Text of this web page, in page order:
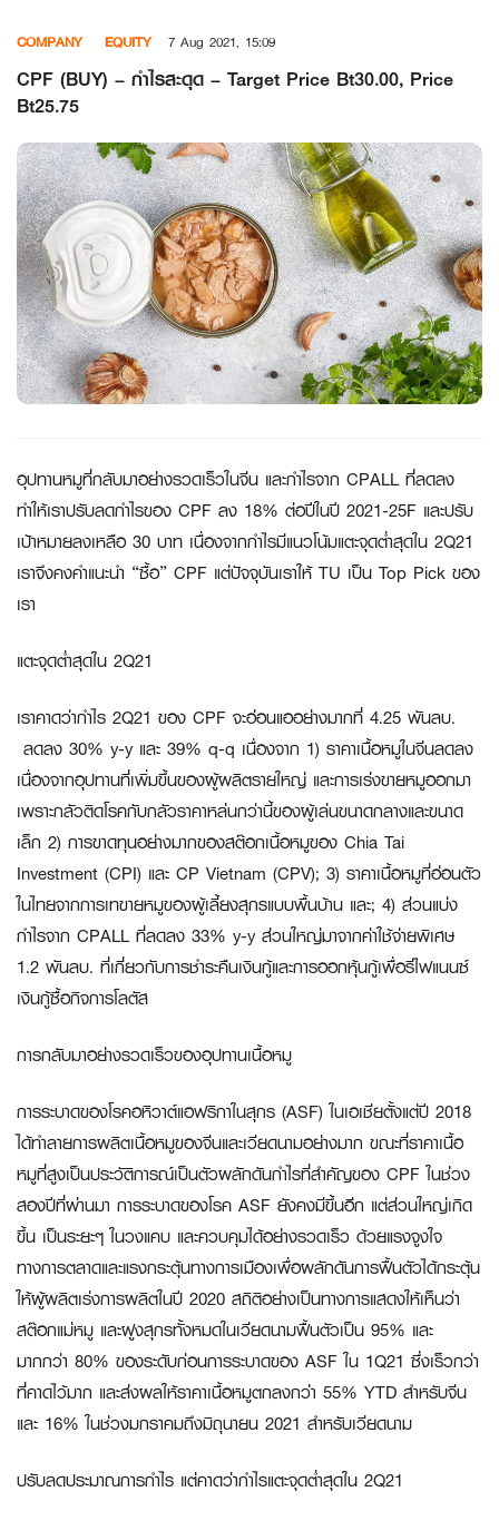
content
COMPANY EQUITY 7 Aug 2021, 15:09
CPF (BUY) – กำไรสะดุด – Target Price Bt30.00, Price
Bt25.75
อุปทานหมูที่กลับมาอย่างรวดเร็วในจีน และกำไรจาก CPALL ที่ลดลง
ทำให้เราปรับลดกำไรของ CPF ลง 18% ต่อปีในปี 2021-25F และปรับ
เป้าหมายลงเหลือ 30 บาท เนื่องจากกำไรมีแนวโน้มแตะจุดต่ำสุดใน 2Q21
เราจึงคงคำแนะนำ “ซื้อ” CPF แต่ปัจจุบันเราให้ TU เป็น Top Pick ของ
เรา
แตะจุดต่ำสุดใน 2Q21
เราคาดว่ากำไร 2Q21 ของ CPF จะอ่อนแออย่างมากที่ 4.25 พันลบ.
ลดลง 30% y-y และ 39% q-q เนื่องจาก 1) ราคาเนื้อหมูในจีนลดลง
เนื่องจากอุปทานที่เพิ่มขึ้นของผู้ผลิตรายใหญ่ และการเร่งขายหมูออกมา
เพราะกลัวติดโรคกับกลัวราคาหล่นกว่านี้ของผู้เล่นขนาดกลางและขนาด
เล็ก 2) การขาดทุนอย่างมากของสต๊อกเนื้อหมูของ Chia Tai
Investment (CPI) และ CP Vietnam (CPV); 3) ราคาเนื้อหมูที่อ่อนตัว
ในไทยจากการเทขายหมูของผู้เลี้ยงสุกรแบบพื้นบ้าน และ; 4) ส่วนแบ่ง
กำไรจาก CPALL ที่ลดลง 33% y-y ส่วนใหญ่มาจากค่าใช้จ่ายพิเศษ
1.2 พันลบ. ที่เกี่ยวกับการชำระคืนเงินกู้และการออกหุ้นกู้เพื่อรีไฟแนนซ์
เงินกู้ซื้อกิจการโลตัส
การกลับมาอย่างรวดเร็วของอุปทานเนื้อหมู
การระบาดของโรคอหิวาต์แอฟริกาในสุกร (ASF) ในเอเชียตั้งแต่ปี 2018
ได้ทำลายการผลิตเนื้อหมูของจีนและเวียดนามอย่างมาก ขณะที่ราคาเนื้อ
หมูที่สูงเป็นประวัติการณ์เป็นตัวผลักดันกำไรที่สำคัญของ CPF ในช่วง
สองปีที่ผ่านมา การระบาดของโรค ASF ยังคงมีขึ้นอีก แต่ส่วนใหญ่เกิด
ขึ้น เป็นระยะๆ ในวงแคบ และควบคุมได้อย่างรวดเร็ว ด้วยแรงจูงใจ
ทางการตลาดและแรงกระตุ้นทางการเมืองเพื่อผลักดันการฟื้นตัวได้กระตุ้น
ให้ผู้ผลิตเร่งการผลิตในปี 2020 สถิติอย่างเป็นทางการแสดงให้เห็นว่า
สต๊อกแม่หมู และฝูงสุกรทั้งหมดในเวียดนามฟื้นตัวเป็น 95% และ
มากกว่า 80% ของระดับก่อนการระบาดของ ASF ใน 1Q21 ซึ่งเร็วกว่า
ที่คาดไว้มาก และส่งผลให้ราคาเนื้อหมูตกลงกว่า 55% YTD สำหรับจีน
และ 16% ในช่วงมกราคมถึงมิถุนายน 2021 สำหรับเวียดนาม
ปรับลดประมาณการกำไร แต่คาดว่ากำไรแตะจุดต่ำสุดใน 2Q21